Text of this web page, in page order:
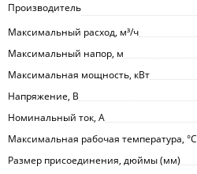
Производитель
Максимальный расход, м³/ч
Максимальный напор, м
Максимальная мощность, кВт
Напряжение, В
Номинальный ток, А
Максимальная рабочая температура, °С
Размер присоединения, дюймы (мм)